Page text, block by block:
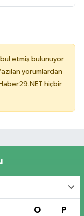
etmiş bulunuyor
yorumlardan
hiçbir
O P